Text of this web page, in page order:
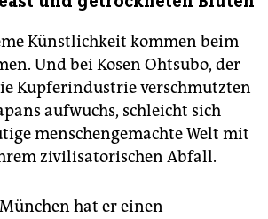
Künstlichkeit kommen beim
Und bei Kosen Ohtsubo, der
Kupferindustrie verschmutzten
aufwuchs, schleicht sich
menschengemachte Welt mit
zivilisatorischen Abfall.
hat er einen